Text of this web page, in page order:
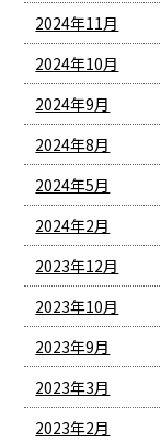
2024年11月
2024年10月
2024年9月
2024年8月
2024年5月
2024年2月
2023年12月
2023年10月
2023年9月
2023年3月
2023年2月